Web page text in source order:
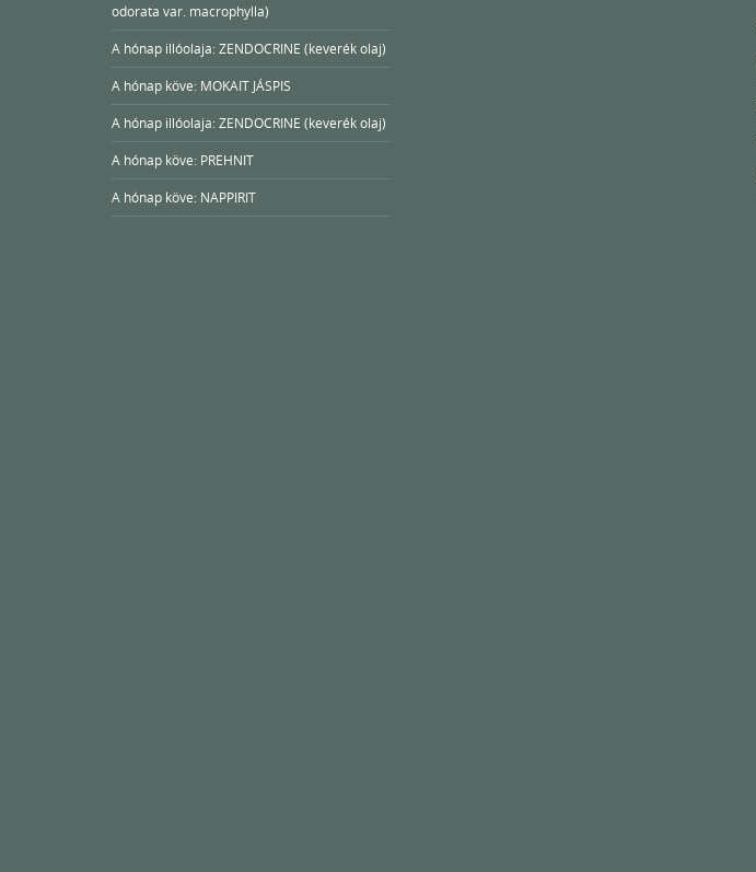
odorata var. macrophylla)
A hónap illóolaja: ZENDOCRINE (keverék olaj)
A hónap köve: MOKAIT JÁSPIS
A hónap illóolaja: ZENDOCRINE (keverék olaj)
A hónap köve: PREHNIT
A hónap köve: NAPPIRIT